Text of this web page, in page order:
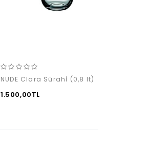
NUDE Clara Sürahİ (0,8 lt)
1.500,00TL